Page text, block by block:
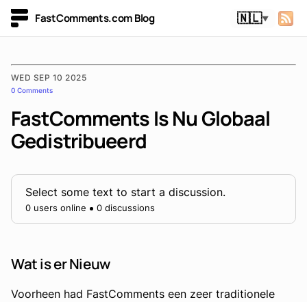
FastComments.com Blog 🇳🇱▼
WED SEP 10 2025
0 Comments
FastComments Is Nu Globaal
Gedistribueerd
Select some text to start a discussion.
0 users online 0 discussions
Wat is er Nieuw
Voorheen had FastComments een zeer traditionele